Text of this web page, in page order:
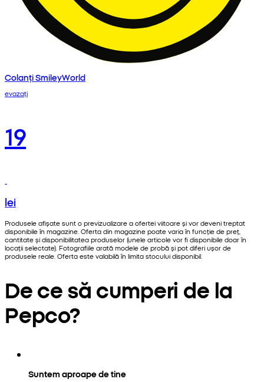
Colanți SmileyWorld
evazați
19
lei
Produsele afișate sunt o previzualizare a ofertei viitoare și vor deveni treptat
disponibile în magazine. Oferta din magazine poate varia în funcție de preț,
cantitate și disponibilitatea produselor (unele articole vor fi disponibile doar în
locații selectate). Fotografiile arată modele de probă și pot diferi ușor de
produsele reale. Oferta este valabilă în limita stocului disponibil.
De ce să cumperi de la
Pepco?
Suntem aproape de tine